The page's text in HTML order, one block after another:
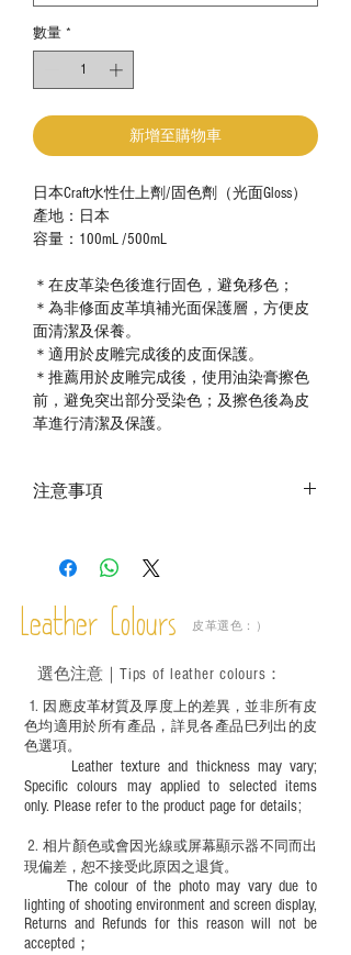
數量 *
新增至購物車
日本Craft水性仕上劑/固色劑（光面Gloss）
產地：日本
容量：100mL /500mL
＊在皮革染色後進行固色，避免移色；
＊為非修面皮革填補光面保護層，方便皮
面清潔及保養。
＊適用於皮雕完成後的皮面保護。
＊推薦用於皮雕完成後，使用油染膏擦色
前，避免突出部分受染色；及擦色後為皮
革進行清潔及保護。
注意事項
－ 此產品含有細小配件、尖銳物件，恕不
必須由成年人陪同下使用並應小心處理。
Leather Colours 皮革選色：）
1. ​ 因應皮革材質及厚度上的差異，並非所有皮
色均適用於所有產品，詳見各產品巳列出的皮
色選項。
Leather texture and thickness may vary;
Specific colours may applied to selected items
only. Please refer to the product page for details;
​2.相片顏色或會因光線或屏幕顯示器不同而出
現偏差，恕不接受此原因之退貨。
The colour of the photo may vary due to
lighting of shooting environment and screen display,
Returns and Refunds for this reason will not be
accepted；
選色注意｜ Tips of leather colours ：